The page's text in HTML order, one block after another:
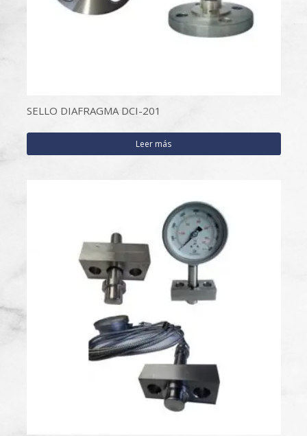
SELLO DIAFRAGMA DCI-201
Leer más